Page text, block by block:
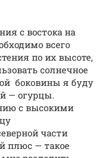
с востока на
всего
по их высоте,
солнечное
боковины я буду
— огурцы.
с высокими
части
плюс — такое